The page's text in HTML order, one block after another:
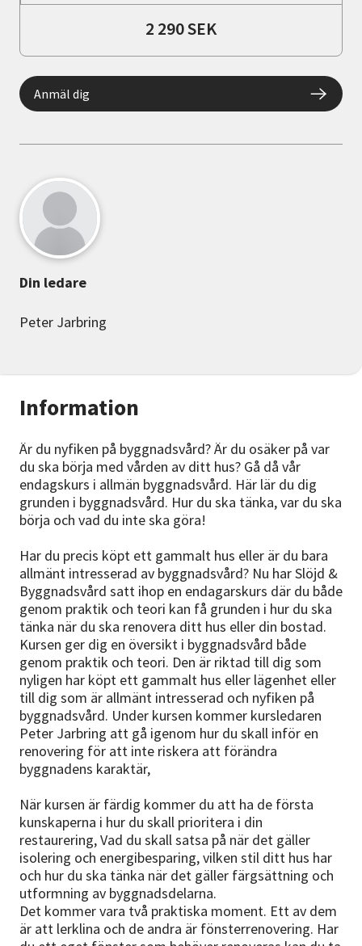
Information
Är du nyfiken på byggnadsvård? Är du osäker på var
du ska börja med vården av ditt hus? Gå då vår
endagskurs i allmän byggnadsvård. Här lär du dig
grunden i byggnadsvård. Hur du ska tänka, var du ska
börja och vad du inte ska göra!
Har du precis köpt ett gammalt hus eller är du bara
allmänt intresserad av byggnadsvård? Nu har Slöjd &
Byggnadsvård satt ihop en endagarskurs där du både
genom praktik och teori kan få grunden i hur du ska
tänka när du ska renovera ditt hus eller din bostad.
Kursen ger dig en översikt i byggnadsvård både
genom praktik och teori. Den är riktad till dig som
nyligen har köpt ett gammalt hus eller lägenhet eller
till dig som är allmänt intresserad och nyfiken på
byggnadsvård. Under kursen kommer kursledaren
Peter Jarbring att gå igenom hur du skall inför en
renovering för att inte riskera att förändra
byggnadens karaktär,
När kursen är färdig kommer du att ha de första
kunskaperna i hur du skall prioritera i din
restaurering, Vad du skall satsa på när det gäller
isolering och energibesparing, vilken stil ditt hus har
och hur du ska tänka när det gäller färgsättning och
utformning av byggnadsdelarna.
Det kommer vara två praktiska moment. Ett av dem
är att lerklina och de andra är fönsterrenovering. Har
2 290 SEK
Anmäl dig
Din ledare
Peter Jarbring